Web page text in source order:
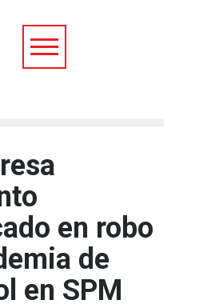
en robo
de
en SPM